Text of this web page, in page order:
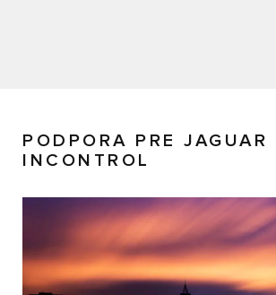
PODPORA PRE JAGUAR
INCONTROL